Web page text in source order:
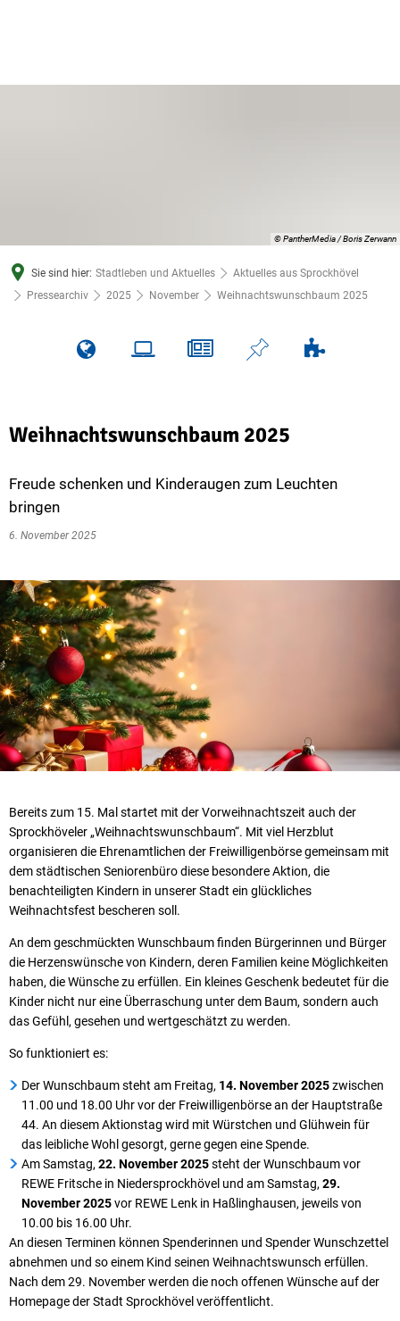
© PantherMedia / Boris Zerwann
Sie sind hier: Stadtleben und Aktuelles
Aktuelles aus Sprockhövel
Pressearchiv
2025 November Weihnachtswunschbaum 2025
Weihnachtswunschbaum 2025
Freude schenken und Kinderaugen zum Leuchten
bringen
6. November 2025
Bereits zum 15. Mal startet mit der Vorweihnachtszeit auch der
Sprockhöveler „Weihnachtswunschbaum“. Mit viel Herzblut
organisieren die Ehrenamtlichen der Freiwilligenbörse gemeinsam mit
dem städtischen Seniorenbüro diese besondere Aktion, die
benachteiligten Kindern in unserer Stadt ein glückliches
Weihnachtsfest bescheren soll.
An dem geschmückten Wunschbaum finden Bürgerinnen und Bürger
die Herzenswünsche von Kindern, deren Familien keine Möglichkeiten
haben, die Wünsche zu erfüllen. Ein kleines Geschenk bedeutet für die
Kinder nicht nur eine Überraschung unter dem Baum, sondern auch
das Gefühl, gesehen und wertgeschätzt zu werden.
So funktioniert es:
Der Wunschbaum steht am Freitag, 14. November 2025zwischen
11.00 und 18.00 Uhr vor der Freiwilligenbörse an der Hauptstraße
44. An diesem Aktionstag wird mit Würstchen und Glühwein für
das leibliche Wohl gesorgt, gerne gegen eine Spende.
Am Samstag, 22. November 2025steht der Wunschbaum vor
REWE Fritsche in Niedersprockhövel und am Samstag, 29.
November 2025vor REWE Lenk in Haßlinghausen, jeweils von
10.00 bis 16.00 Uhr.
An diesen Terminen können Spenderinnen und Spender Wunschzettel
abnehmen und so einem Kind seinen Weihnachtswunsch erfüllen.
Nach dem 29. November werden die noch offenen Wünsche auf der
Homepage der Stadt Sprockhövel veröffentlicht.